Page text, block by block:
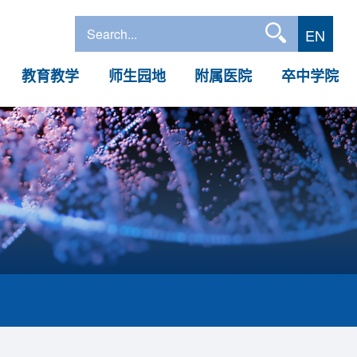
EN
教育教学
师生园地 附属医院 卒中学院